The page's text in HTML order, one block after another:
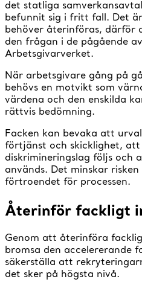
det statliga
befunnit sig i fritt fall. Det
behöver återinföras, därför
den frågan i de pågående
Arbetsgivarverket.
När arbetsgivare gång på
behövs en motvikt som
värdena och den enskilda
rättvis bedömning.
Facken kan bevaka att
förtjänst och skicklighet,
diskrimineringslag följs och
används. Det minskar
förtroendet för processen.
Återinför fackligt
Genom att återinföra
bromsa den accelererande
säkerställa att
det sker på högsta nivå.